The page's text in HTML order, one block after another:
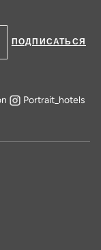
почты
ПОДПИСАТЬСЯ
Portrait_hotels